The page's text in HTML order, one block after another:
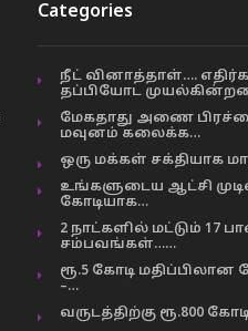
Categories
நீட் வினாத்தாள்….
தப்பியோட
மேகதாது அணை
மவுனம் கலைக்க…
ஒரு மக்கள் சக்தியாக
உங்களுடைய ஆட்சி
கோடியாக…
2 நாட்களில் மட்டும் 17
சம்பவங்கள்……
ரூ.5 கோடி
–…
வருடத்திற்கு ரூ.800